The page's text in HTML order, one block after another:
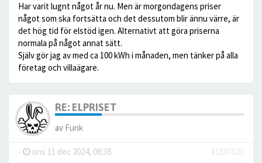
Har varit lugnt något år nu. Men är morgondagens priser
något som ska fortsätta och det dessutom blir ännu värre, är
det hög tid för elstöd igen. Alternativt att göra priserna
normala på något annat sätt.
Själv gör jag av med ca 100 kWh i månaden, men tänker på alla
företag och villaägare.
RE: ELPRISET
av Funk
- ons 11 dec 2024, 08:38
#1597021